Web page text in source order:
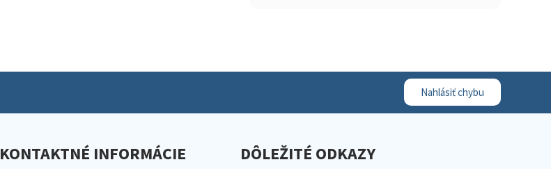
Nahlásiť chybu
KONTAKTNÉ INFORMÁCIE DÔLEŽITÉ ODKAZY